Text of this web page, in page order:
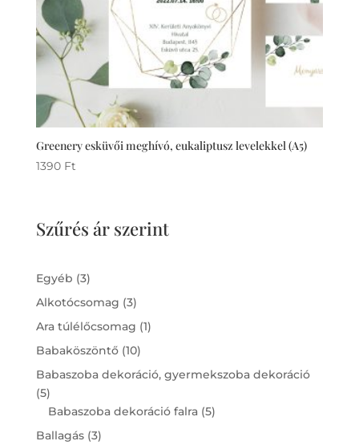
Greenery esküvői meghívó, eukaliptusz levelekkel (A5)
1390 Ft
Szűrés ár szerint
Egyéb 33
products
Alkotócsomag 33
products
Ara túlélőcsomag 11
Babaköszöntő 1010
products
Babaszoba dekoráció, gyermekszoba dekoráció
55
products
Babaszoba dekoráció falra 55
Ballagás 33